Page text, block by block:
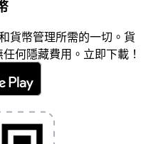
貨幣管理所需的一切。貨
何隱藏費用。立即下載！